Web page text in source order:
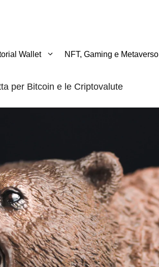
Wallet NFT, Gaming e Metaverso
per Bitcoin e le Criptovalute